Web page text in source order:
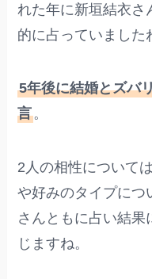
れた年に新垣結衣さ
的に占っていました
5年後に結婚とズバ
言。
2人の相性について
や好みのタイプにつ
さんともに占い結
じますね。